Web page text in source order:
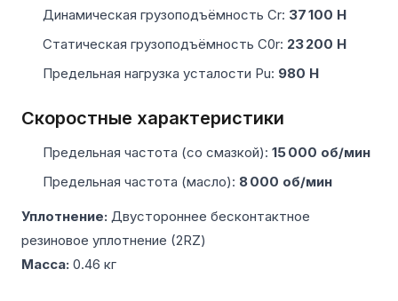
Динамическая грузоподъёмность Cr: 37 100 Н
Статическая грузоподъёмность C0r: 23 200 Н
Предельная нагрузка усталости Pu: 980 Н
Скоростные характеристики
Предельная частота (со смазкой): 15 000 об/мин
Предельная частота (масло): 8 000 об/мин
Уплотнение: Двустороннее бесконтактное
резиновое уплотнение (2RZ)
Масса: 0.46 кг